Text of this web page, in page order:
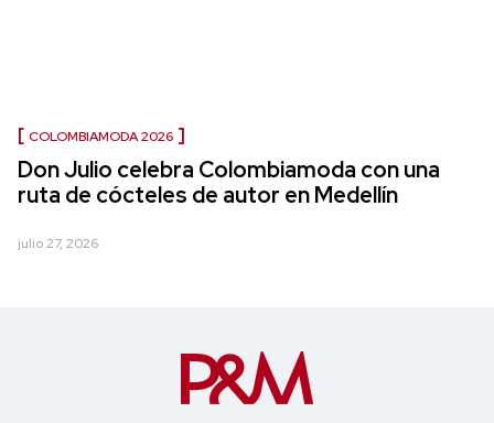
COLOMBIAMODA 2026
Don Julio celebra Colombiamoda con una
ruta de cócteles de autor en Medellín
julio 27, 2026